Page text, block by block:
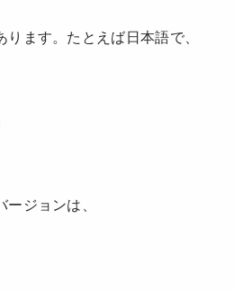
ます。たとえば日本語で、
ジョンは、